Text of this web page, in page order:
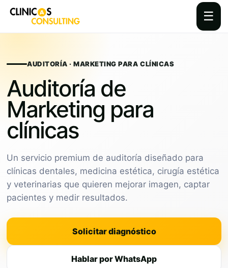
☰
contentAUDITORÍA · MARKETING PARA CLÍNICAS
Auditoría de
Marketing para
clínicas
Un servicio premium de auditoría diseñado para
clínicas dentales, medicina estética, cirugía estética
y veterinarias que quieren mejorar imagen, captar
pacientes y medir resultados.
Solicitar diagnóstico
Hablar por WhatsApp